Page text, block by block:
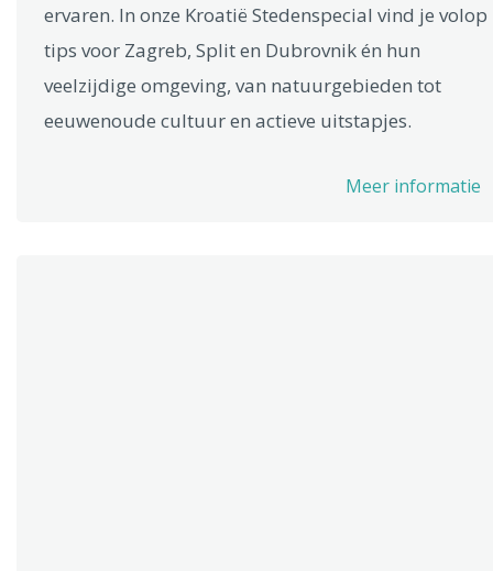
ervaren. In onze Kroatië Stedenspecial vind je volop
tips voor Zagreb, Split en Dubrovnik én hun
veelzijdige omgeving, van natuurgebieden tot
eeuwenoude cultuur en actieve uitstapjes.
Meer informatie